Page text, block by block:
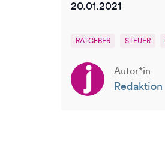
20.01.2021
RATGEBER STEUER
Autor*in
Redaktion